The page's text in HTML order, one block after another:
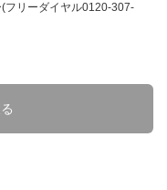
フリーダイヤル0120-307-